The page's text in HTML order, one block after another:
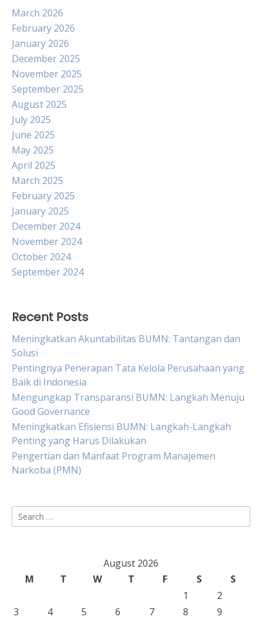
March 2026
February 2026
January 2026
December 2025
November 2025
September 2025
August 2025
July 2025
June 2025
May 2025
April 2025
March 2025
February 2025
January 2025
December 2024
November 2024
October 2024
September 2024
Recent Posts
Meningkatkan Akuntabilitas BUMN: Tantangan dan
Solusi
Pentingnya Penerapan Tata Kelola Perusahaan yang
Baik di Indonesia
Mengungkap Transparansi BUMN: Langkah Menuju
Good Governance
Meningkatkan Efisiensi BUMN: Langkah-Langkah
Penting yang Harus Dilakukan
Pengertian dan Manfaat Program Manajemen
Narkoba (PMN)
Search
for:
August 2026
M
T W T F S
S
1
2
3
4 5 6 7 8 9